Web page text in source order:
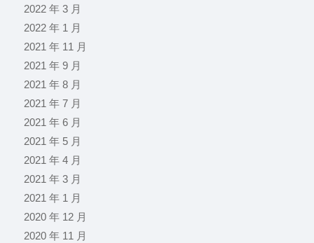
2022 年 3 月
2022 年 1 月
2021 年 11 月
2021 年 9 月
2021 年 8 月
2021 年 7 月
2021 年 6 月
2021 年 5 月
2021 年 4 月
2021 年 3 月
2021 年 1 月
2020 年 12 月
2020 年 11 月